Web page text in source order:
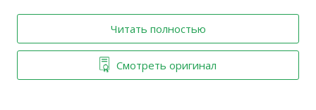
Читать полностью
Смотреть оригинал